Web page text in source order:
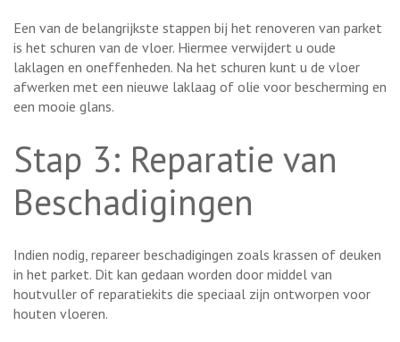
Een van de belangrijkste stappen bij het renoveren van parket
is het schuren van de vloer. Hiermee verwijdert u oude
laklagen en oneffenheden. Na het schuren kunt u de vloer
afwerken met een nieuwe laklaag of olie voor bescherming en
een mooie glans.
Stap 3: Reparatie van
Beschadigingen
Indien nodig, repareer beschadigingen zoals krassen of deuken
in het parket. Dit kan gedaan worden door middel van
houtvuller of reparatiekits die speciaal zijn ontworpen voor
houten vloeren.